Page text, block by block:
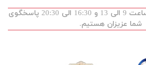
شنبه تا پنجشنبه از ساعت 9 الی 13 و 16:30 الی 20:30 پاسخگوی
شما عزیزان هستیم.